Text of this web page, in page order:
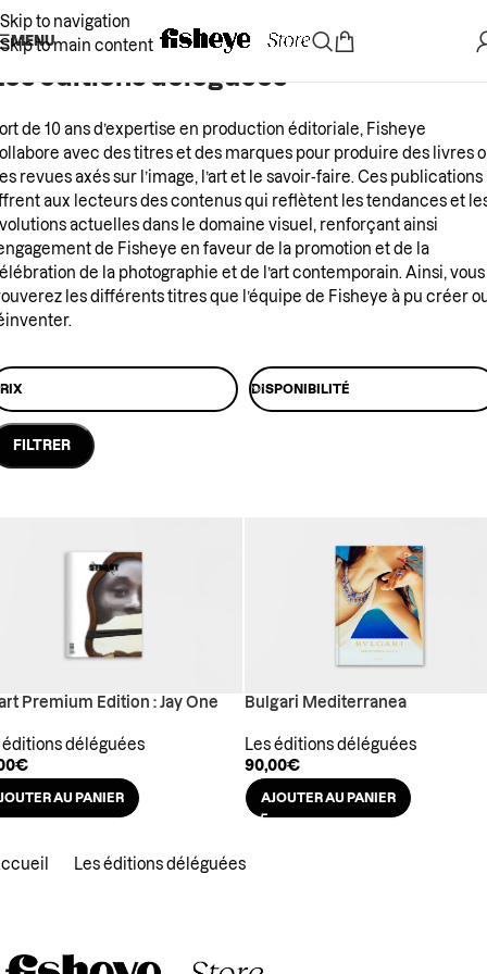
Skip to navigation
Skip to main content
MENU
éditions déléguées
de 10 ans d’expertise en production éditoriale, Fisheye
avec des titres et des marques pour produire des livres
revues axés sur l’image, l’art et le savoir-faire. Ces publications
aux lecteurs des contenus qui reflètent les tendances et
actuelles dans le domaine visuel, renforçant ainsi
de Fisheye en faveur de la promotion et de la
de la photographie et de l’art contemporain. Ainsi, vous
les différents titres que l’équipe de Fisheye à pu créer
DISPONIBILITÉ
FILTRER
Premium Edition : Jay One
éditions déléguées
€
AU PANIER
Bulgari Mediterranea
Les éditions déléguées
90,00€
AJOUTER AU PANIER
Les éditions déléguées